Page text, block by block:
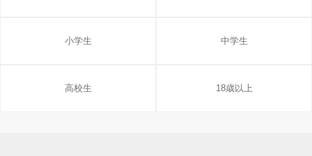
小学生 中学生
高校生 18歳以上